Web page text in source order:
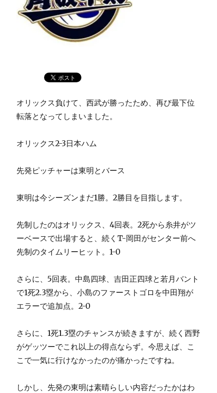
オリックス負けて、西武が勝ったため、再び最下位
転落となってしまいました。
オリックス2-3日本ハム
先発ピッチャーは東明とバース
東明は今シーズンまだ1勝。2勝目を目指します。
先制したのはオリックス、4回表。2死から糸井がツ
ーベースで出場すると、続くT-岡田がセンター前へ
先制のタイムリーヒット。1-0
さらに、5回表。中島四球、吉田正四球と若月バント
で1死2.3塁から、小島のファーストゴロを中田翔が
エラーで追加点。2-0
さらに、1死1.3塁のチャンスが続きますが、続く西野
がゲッツーでこれ以上の得点ならず。今思えば、こ
こで一気に行けなかったのが痛かったですね。
しかし、先発の東明は素晴らしい内容だったかはわ